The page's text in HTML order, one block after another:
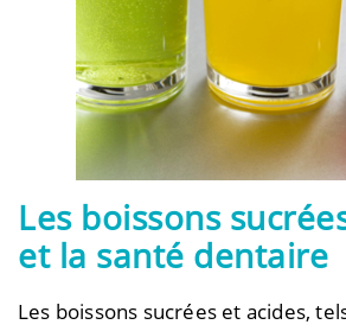
Les boissons
et la santé dentaire
Les boissons sucrées et acides,